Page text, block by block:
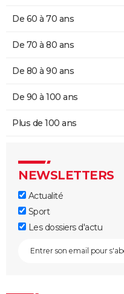
De 60 à 70 ans
De 70 à 80 ans
De 80 à 90 ans
De 90 à 100 ans
Plus de 100 ans
NEWSLETTERS
Actualité
Sport
Les dossiers d'actu